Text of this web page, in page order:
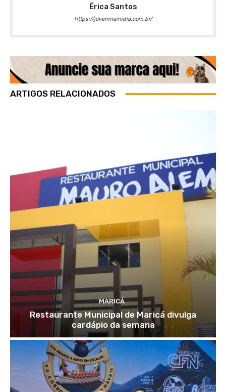
Érica Santos
https://jovemnamidia.com.br/
ARTIGOS RELACIONADOS
MARICÁ
Restaurante Municipal de Maricá divulga
cardápio da semana